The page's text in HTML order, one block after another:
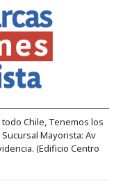
Chile, Tenemos los
Mayorista: Av
(Edificio Centro